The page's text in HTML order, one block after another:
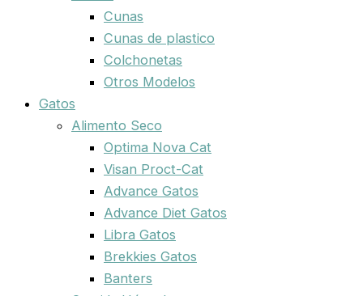
Cunas
Cunas de plastico
Colchonetas
Otros Modelos
Gatos
Alimento Seco
Optima Nova Cat
Visan Proct-Cat
Advance Gatos
Advance Diet Gatos
Libra Gatos
Brekkies Gatos
Banters